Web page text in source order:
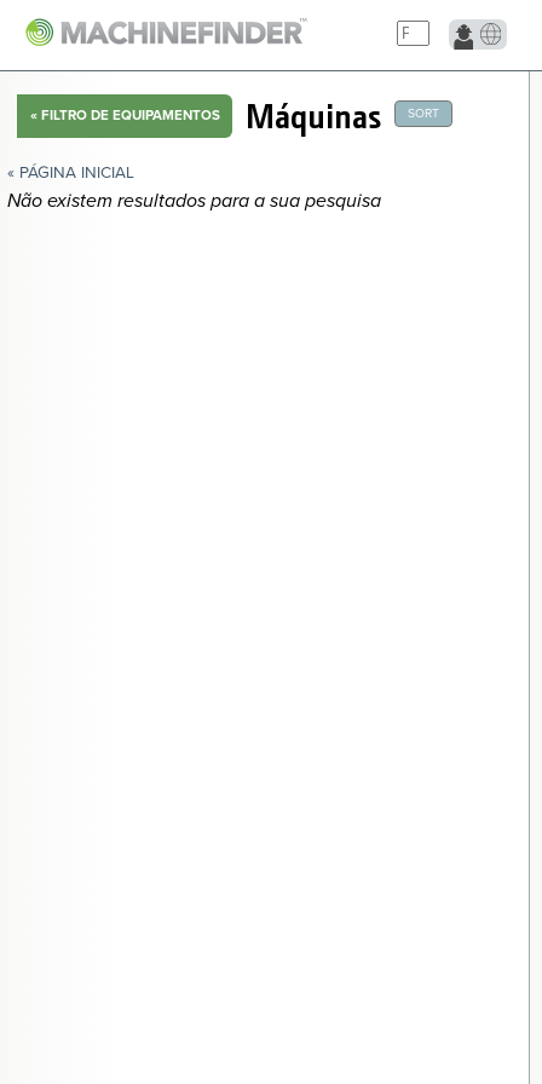
« FILTRO DE EQUIPAMENTOS Máquinas SORT
« PÁGINA INICIAL
Não existem resultados para a sua pesquisa
NAVIGATION LINKS
Página Inicial